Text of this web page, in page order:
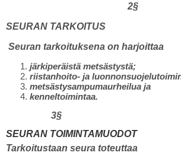
2§
SEURAN TARKOITUS
Seuran tarkoituksena on harjoittaa
järkiperäistä metsästystä;
riistanhoito- ja
metsästysampumaurheilua ja
kenneltoimintaa.
3§
SEURAN TOIMINTAMUODOT
Tarkoitustaan seura toteuttaa